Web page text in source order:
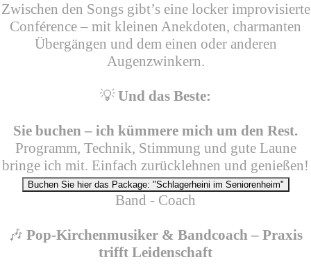
Zwischen den Songs gibt’s eine locker improvisierte
Conférence – mit kleinen Anekdoten, charmanten
Übergängen und dem einen oder anderen
Augenzwinkern.
💡Und das Beste:
Sie buchen – ich kümmere mich um den Rest.
Programm, Technik, Stimmung und gute Laune
bringe ich mit. Einfach zurücklehnen und genießen!
Buchen Sie hier das Package: "Schlagerheini im Seniorenheim"
Band - Coach
🎶 Pop-Kirchenmusiker & Bandcoach – Praxis
trifft Leidenschaft